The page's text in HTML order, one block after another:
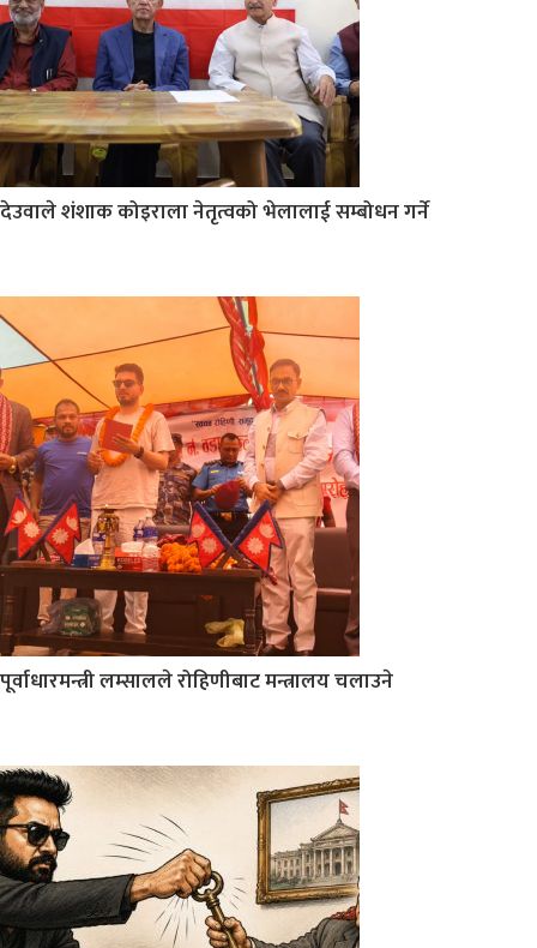
देउवाले शंशाक कोइराला नेतृत्वको भेलालाई सम्बोधन गर्ने
पूर्वाधारमन्त्री लम्सालले रोहिणीबाट मन्त्रालय चलाउने